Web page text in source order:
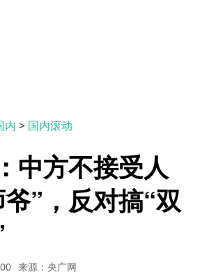
内 > 国内滚动
中方不接受人
”，反对搞“双
来源：央广网